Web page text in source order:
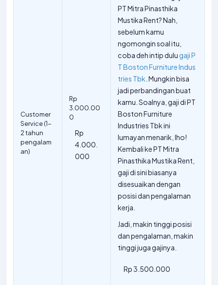
Customer
Service (1-
2 tahun
pengalam
an)
Rp
3.000.00
0
Rp
4.000.
000
PT Mitra Pinasthika
Mustika Rent? Nah,
sebelum kamu
ngomongin soal itu,
coba deh intip dulu gaji P
T Boston Furniture Indus
tries Tbk . Mungkin bisa
jadi perbandingan buat
kamu. Soalnya, gaji di PT
Boston Furniture
Industries Tbk ini
lumayan menarik, lho!
Kembali ke PT Mitra
Pinasthika Mustika Rent,
gaji di sini biasanya
disesuaikan dengan
posisi dan pengalaman
kerja.
Jadi, makin tinggi posisi
dan pengalaman, makin
tinggi juga gajinya.
Rp 3.500.000